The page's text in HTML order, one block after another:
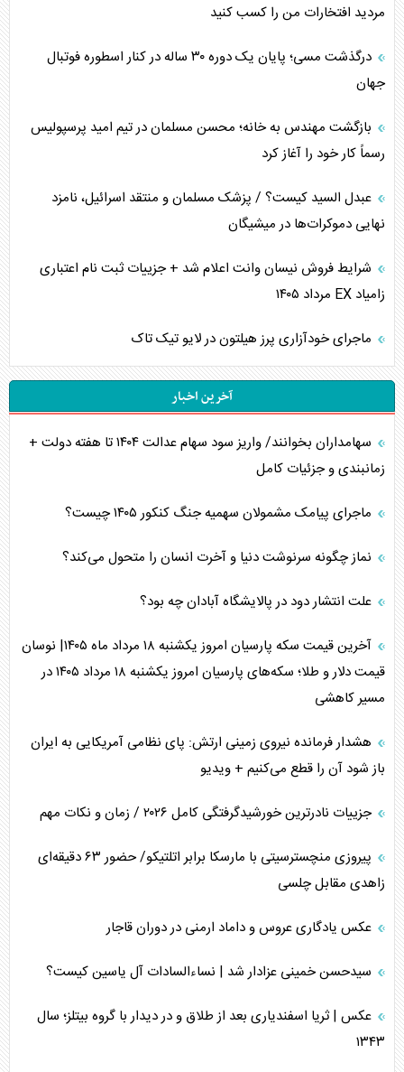
مردید افتخارات من را کسب کنید
درگذشت مسی؛ پایان یک دوره ۳۰ ساله در کنار اسطوره فوتبال
جهان
بازگشت مهندس به خانه؛ محسن مسلمان در تیم امید پرسپولیس
رسماً کار خود را آغاز کرد
عبدل السید کیست؟ / پزشک مسلمان و منتقد اسرائیل، نامزد
نهایی دموکرات‌ها در میشیگان
شرایط فروش نیسان وانت اعلام شد + جزییات ثبت نام اعتباری
زامیاد EX مرداد ۱۴۰۵
ماجرای خودآزاری پرز هیلتون در لایو تیک تاک
آخرین اخبار
سهامداران بخوانند/ واریز سود سهام عدالت ۱۴۰۴ تا هفته دولت +
زمانبندی و جزئیات کامل
ماجرای پیامک مشمولان سهمیه جنگ کنکور ۱۴۰۵ چیست؟
نماز چگونه سرنوشت دنیا و آخرت انسان را متحول می‌کند؟
علت انتشار دود در پالایشگاه آبادان چه بود؟
آخرین قیمت سکه پارسیان امروز یکشنبه ۱۸ مرداد ماه ۱۴۰۵| نوسان
قیمت دلار و طلا؛ سکه‌های پارسیان امروز یکشنبه ۱۸ مرداد ۱۴۰۵ در
مسیر کاهشی
هشدار فرمانده نیروی زمینی ارتش: پای نظامی آمریکایی به ایران
باز شود آن را قطع می‌کنیم + ویدیو
جزییات نادرترین خورشیدگرفتگی کامل ۲۰۲۶ / زمان و نکات مهم
پیروزی منچسترسیتی با مارسکا برابر اتلتیکو/ حضور ۶۳ دقیقه‌ای
زاهدی مقابل چلسی
عکس یادگاری عروس و داماد ارمنی در دوران قاجار
سیدحسن خمینی عزادار شد | نساءالسادات آل یاسین کیست؟
عکس | ثریا اسفندیاری بعد از طلاق و در دیدار با گروه بیتلز؛ سال
۱۳۴۳